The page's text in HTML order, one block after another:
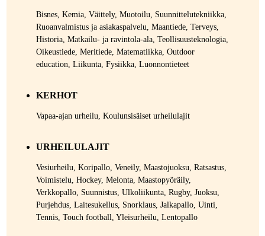
Bisnes, Kemia, Väittely, Muotoilu, Suunnittelutekniikka,
Ruoanvalmistus ja asiakaspalvelu, Maantiede, Terveys,
Historia, Matkailu- ja ravintola-ala, Teollisuusteknologia,
Oikeustiede, Meritiede, Matematiikka, Outdoor
education, Liikunta, Fysiikka, Luonnontieteet
KERHOT
Vapaa-ajan urheilu, Koulunsisäiset urheilulajit
URHEILULAJIT
Vesiurheilu, Koripallo, Veneily, Maastojuoksu, Ratsastus,
Voimistelu, Hockey, Melonta, Maastopyöräily,
Verkkopallo, Suunnistus, Ulkoliikunta, Rugby, Juoksu,
Purjehdus, Laitesukellus, Snorklaus, Jalkapallo, Uinti,
Tennis, Touch football, Yleisurheilu, Lentopallo